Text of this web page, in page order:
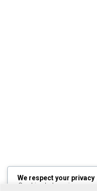
We respect your privacy
Cookies help us improve